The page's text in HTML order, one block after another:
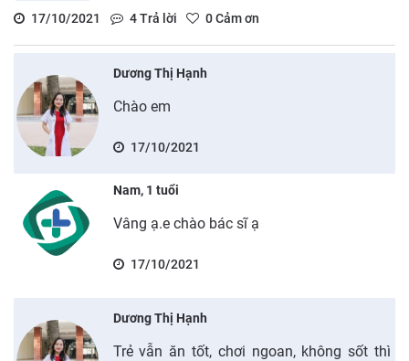
17/10/2021
4Trả lời 0Cảm ơn
Dương Thị Hạnh
Chào em
17/10/2021
Nam, 1 tuổi
Vâng ạ.e chào bác sĩ ạ
17/10/2021
Dương Thị Hạnh
Trẻ vẫn ăn tốt, chơi ngoan, không sốt thì